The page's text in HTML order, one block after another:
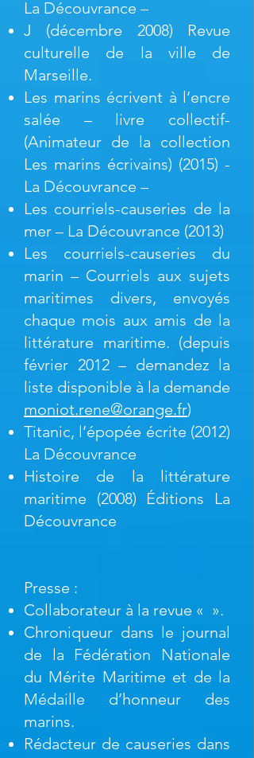
La Découvrance –
J (décembre 2008) Revue
culturelle de la ville de
Marseille.
Les marins écrivent à l’encre
salée – livre collectif-
(Animateur de la collection
Les marins écrivains) (2015) -
La Découvrance –
Les courriels-causeries de la
mer – La Découvrance (2013)
Les courriels-causeries du
marin – Courriels aux sujets
maritimes divers, envoyés
chaque mois aux amis de la
littérature maritime. (depuis
février 2012 – demandez la
liste disponible à la demande
moniot.rene@orange.fr)
Titanic, l’épopée écrite (2012)
La Découvrance
Histoire de la littérature
maritime (2008) Éditions La
Découvrance
Presse :
Collaborateur à la revue « ».
Chroniqueur dans le journal
de la Fédération Nationale
du Mérite Maritime et de la
Médaille d’honneur des
marins.
Rédacteur de causeries dans